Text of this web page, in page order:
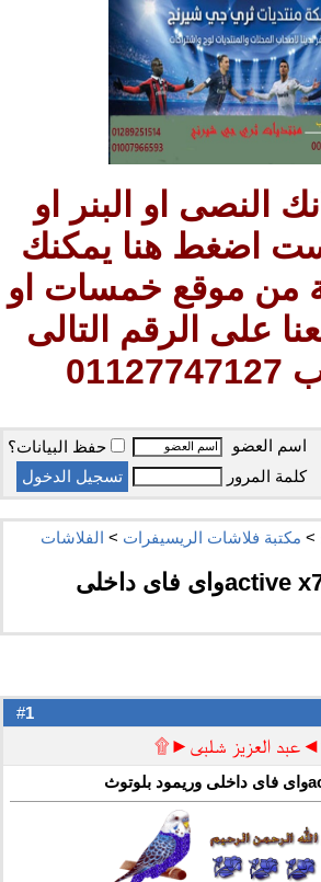
النصى او البنر او
اضغط هنا يمكنك
من موقع خمسات او
على الرقم التالى
اسم العضو
حفظ البيانات؟
كلمة المرور
> مكتبة فلاشات الريسيفرات > الفلاشات
فلاشة active x7 hd miniواى فاى داخلى
1
العزيز شلبى►۩